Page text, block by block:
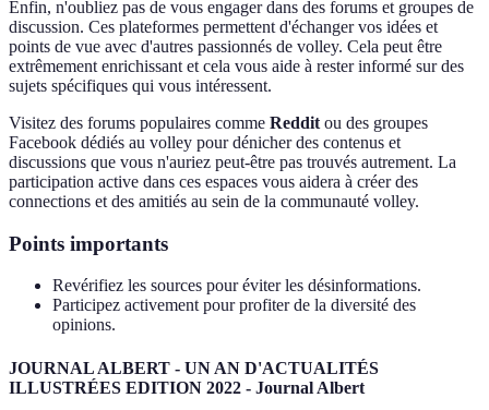
Enfin, n'oubliez pas de vous engager dans des forums et groupes de
discussion. Ces plateformes permettent d'échanger vos idées et
points de vue avec d'autres passionnés de volley. Cela peut être
extrêmement enrichissant et cela vous aide à rester informé sur des
sujets spécifiques qui vous intéressent.
Visitez des forums populaires comme Reddit ou des groupes
Facebook dédiés au volley pour dénicher des contenus et
discussions que vous n'auriez peut-être pas trouvés autrement. La
participation active dans ces espaces vous aidera à créer des
connections et des amitiés au sein de la communauté volley.
Points importants
Revérifiez les sources pour éviter les désinformations.
Participez activement pour profiter de la diversité des
opinions.
JOURNAL ALBERT - UN AN D'ACTUALITÉS
ILLUSTRÉES EDITION 2022 - Journal Albert